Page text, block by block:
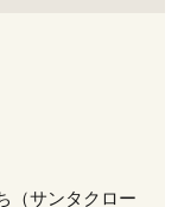
（サンタクロー